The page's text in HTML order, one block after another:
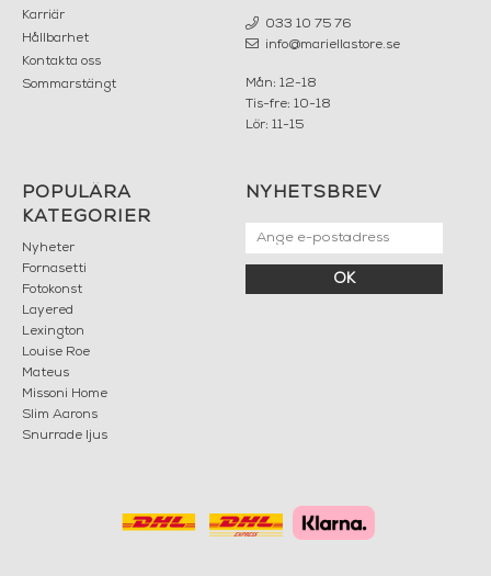
Karriär
Hållbarhet
Kontakta oss
Sommarstängt
033 10 75 76
info@mariellastore.se
Mån: 12-18
Tis-fre: 10-18
Lör: 11-15
POPULÄRA
KATEGORIER
Nyheter
Fornasetti
Fotokonst
Layered
Lexington
Louise Roe
Mateus
Missoni Home
Slim Aarons
Snurrade ljus
NYHETSBREV
OK